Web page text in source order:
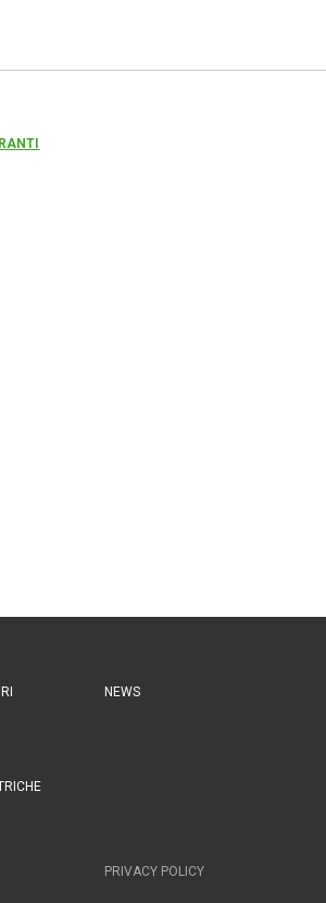
NEWS
PRIVACY POLICY